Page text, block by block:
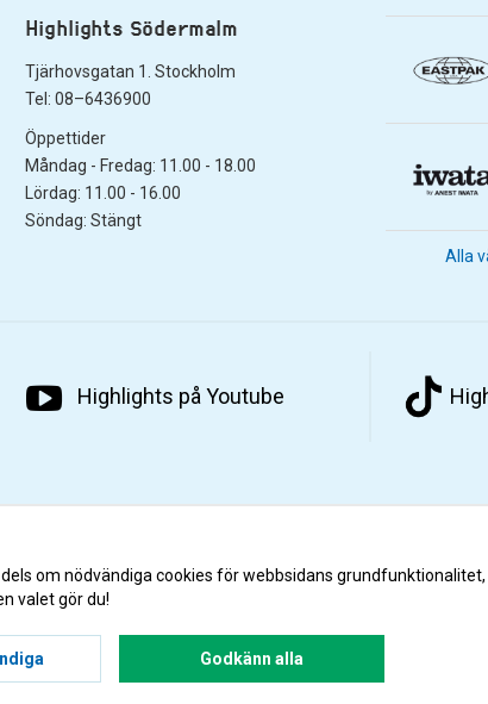
Highlights Södermalm
Tjärhovsgatan 1. Stockholm
Tel: 08–6436900
Öppettider
Måndag - Fredag: 11.00 - 18.00
Lördag: 11.00 - 16.00
Söndag: Stängt
Alla
Highlights på Youtube
om nödvändiga cookies för webbsidans
valet gör du!
Godkänn alla